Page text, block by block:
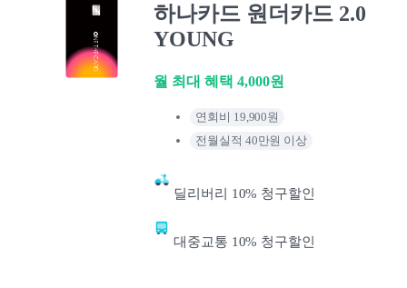
하나카드 원더카드 2.0
YOUNG
월 최대 혜택 4,000원
연회비 19,900원
전월실적 40만원 이상
딜리버리 10% 청구할인
대중교통 10% 청구할인